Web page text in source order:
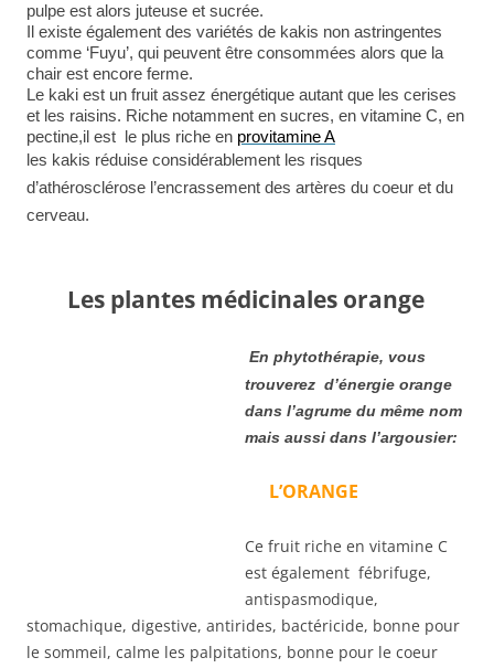
pulpe est alors juteuse et sucrée.
Il existe également des variétés de kakis non astringentes
comme ‘Fuyu’, qui peuvent être consommées alors que la
chair est encore ferme.
Le kaki est un fruit assez énergétique autant que les cerises
et les raisins. Riche notamment en sucres, en vitamine C, en
pectine,il est le plus riche en provitamine A
les kakis réduise considérablement les risques
d’athérosclérose l’encrassement des artères du coeur et du
cerveau.
Les plantes médicinales orange
En phytothérapie, vous
trouverez d’énergie orange
dans l’agrume du même nom
mais aussi dans l’argousier:
L’ORANGE
Ce fruit riche en vitamine C
est également fébrifuge,
antispasmodique,
stomachique, digestive, antirides, bactéricide, bonne pour
le sommeil, calme les palpitations, bonne pour le coeur